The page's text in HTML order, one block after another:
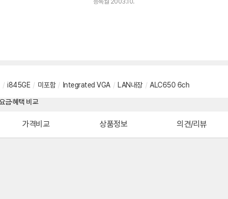
/ i845GE / 미포함 / Integrated VGA / LAN내장 / ALC650 6ch
가격비교 상품정보 의견/리뷰